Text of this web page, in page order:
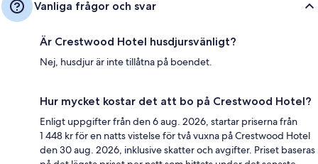
Vanliga frågor och svar
Är Crestwood Hotel husdjursvänligt?
Nej, husdjur är inte tillåtna på boendet.
Hur mycket kostar det att bo på Crestwood Hotel?
Enligt uppgifter från den 6 aug. 2026, startar priserna från
1 448 kr för en natts vistelse för två vuxna på Crestwood Hotel
den 30 aug. 2026, inklusive skatter och avgifter. Priset baseras